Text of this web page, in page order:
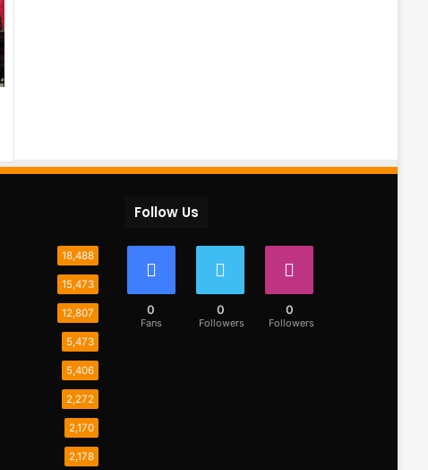
18,488
15,473
12,807
5,473
5,406
2,272
2,170
2,178
Follow Us
0
Fans
0
Followers
0
Followers